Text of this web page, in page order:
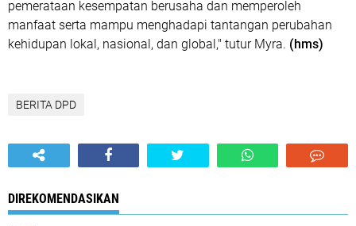
pemerataan kesempatan berusaha dan memperoleh
manfaat serta mampu menghadapi tantangan perubahan
kehidupan lokal, nasional, dan global," tutur Myra. (hms)
BERITA DPD
DIREKOMENDASIKAN